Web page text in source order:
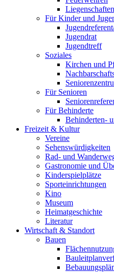
Für Kinder und
Jugendrat
Jugendtreff
Soziales
Kirchen und
Für Senioren
Für Behinderte
Behinderten-
Freizeit & Kultur
Vereine
Sehenswürdigkeiten
Rad- und
Gastronomie und
Kinderspielplätze
Sporteinrichtungen
Kino
Museum
Heimatgeschichte
Literatur
Wirtschaft & Standort
Bauen